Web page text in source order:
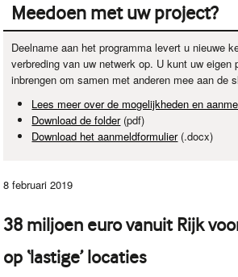
Bijeenkomsten
Publicaties
Nieuwsbrief
Over ons
Meedoen met uw project?
Deelname aan het programma levert u nieuwe
verbreding van uw netwerk op. U kunt uw eigen
inbrengen om samen met anderen mee aan de
Lees meer over de mogelijkheden en
Download de folder(pdf)
Download het aanmeldformulier(.docx)
8 februari 2019
38 miljoen euro vanuit Rijk
op ‘lastige’ locaties